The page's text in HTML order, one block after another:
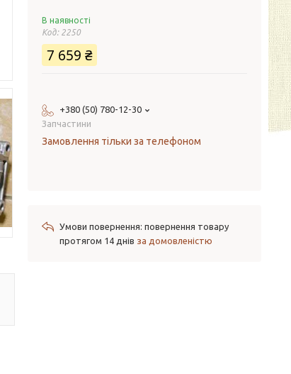
В наявності
Код: 2250
7 659 ₴
+380 (50) 780-12-30
Запчастини
Замовлення тільки за телефоном
повернення товару
протягом 14 днів за домовленістю